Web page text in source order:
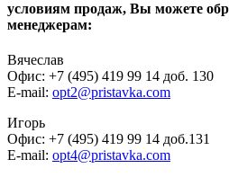
условиям продаж, Вы можете
менеджерам:
Вячеслав
Офис: +7 (495) 419 99 14 доб. 130
E-mail: opt2@pristavka.com
Игорь
Офис: +7 (495) 419 99 14 доб.131
E-mail: opt4@pristavka.com